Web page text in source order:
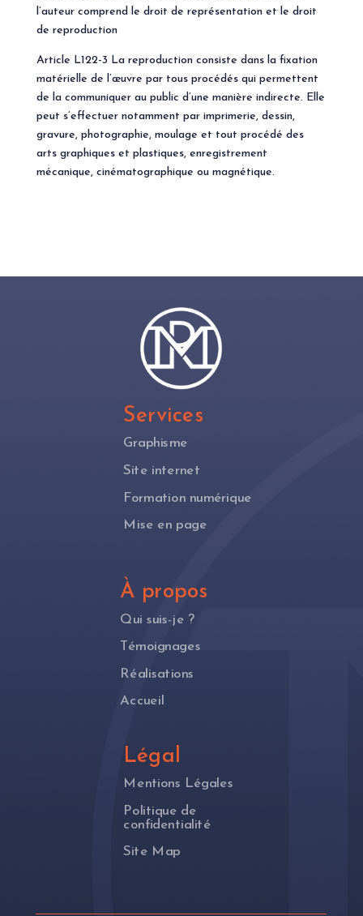
l’auteur comprend le droit de représentation et le droit
de reproduction
Article L122-3 La reproduction consiste dans la fixation
matérielle de l’œuvre par tous procédés qui permettent
de la communiquer au public d’une manière indirecte. Elle
peut s’effectuer notamment par imprimerie, dessin,
gravure, photographie, moulage et tout procédé des
arts graphiques et plastiques, enregistrement
mécanique, cinématographique ou magnétique.
Services
Graphisme
Site internet
Formation numérique
Mise en page
À propos
Qui suis-je ?
Témoignages
Réalisations
Accueil
Légal
Mentions Légales
Politique de
confidentialité
Site Map